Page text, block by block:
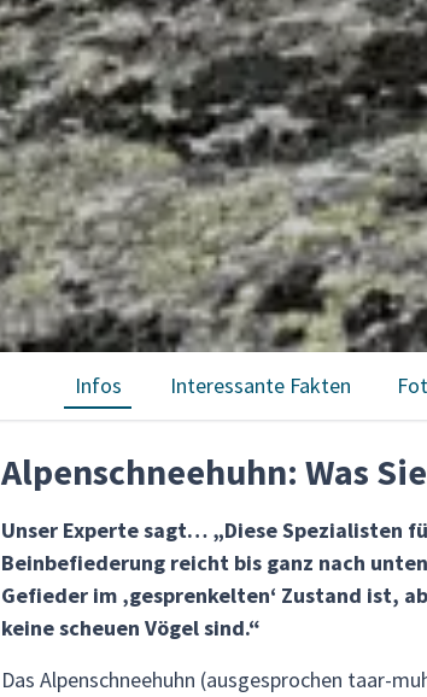
Infos Interessante Fakten
Alpenschneehuhn: Was
Unser Experte sagt… „Diese Spezialisten
Beinbefiederung reicht bis ganz nach
Gefieder im ‚gesprenkelten‘ Zustand ist,
keine scheuen Vögel sind.“
Das Alpenschneehuhn (ausgesprochen taar-